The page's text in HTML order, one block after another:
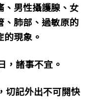
、男性攝護腺、女
、肺部、過敏原的
現象。
，諸事不宜。
切記外出不可開快